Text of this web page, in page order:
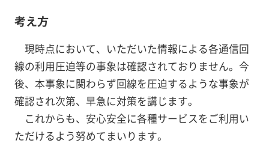
考え方
現時点において、いただいた情報による各通信回
線の利用圧迫等の事象は確認されておりません。今
後、本事象に関わらず回線を圧迫するような事象が
確認され次第、早急に対策を講じます。
これからも、安心安全に各種サービスをご利用い
ただけるよう努めてまいります。